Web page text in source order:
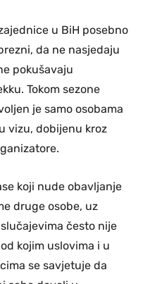
u BiH posebno
da ne nasjedaju
pokušavaju
Tokom sezone
je samo osobama
vizu, dobijenu kroz
koji nude obavljanje
druge osobe, uz
često nije
kojim uslovima i u
se savjetuje da